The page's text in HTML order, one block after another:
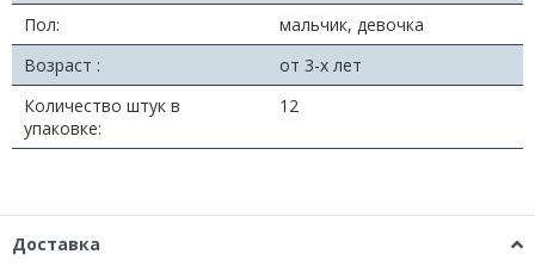
Пол:
мальчик, девочка
Возраст :
от 3-х лет
Количество штук в
упаковке:
12
Доставка